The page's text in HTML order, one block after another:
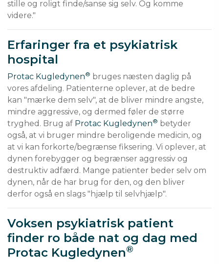
stille og roligt finde/sanse sig selv. Og komme
videre."
Erfaringer fra et psykiatrisk
hospital
Protac Kugledynen® bruges næsten daglig på
vores afdeling. Patienterne oplever, at de bedre
kan "mærke dem selv", at de bliver mindre angste,
mindre aggressive, og dermed føler de større
tryghed. Brug af Protac Kugledynen® betyder
også, at vi bruger mindre beroligende medicin, og
at vi kan forkorte/begrænse fiksering. Vi oplever, at
dynen forebygger og begrænser aggressiv og
destruktiv adfærd. Mange patienter beder selv om
dynen, når de har brug for den, og den bliver
derfor også en slags "hjælp til selvhjælp".
Voksen psykiatrisk patient
finder ro både nat og dag med
Protac Kugledynen®